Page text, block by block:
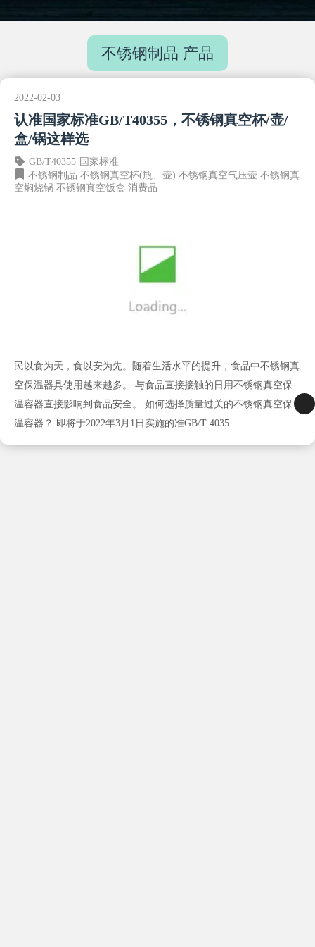
不锈钢制品 产品
2022-02-03
认准国家标准GB/T40355，不锈钢真空杯/壶/
盒/锅这样选
GB/T40355 国家标准
不锈钢制品 不锈钢真空杯(瓶、壶) 不锈钢真空气压壶 不锈钢真
空焖烧锅 不锈钢真空饭盒 消费品
民以食为天，食以安为先。随着生活水平的提升，食品中不锈钢真
空保温器具使用越来越多。 与食品直接接触的日用不锈钢真空保
温容器直接影响到食品安全。 如何选择质量过关的不锈钢真空保
温容器？ 即将于2022年3月1日实施的准GB/T 4035